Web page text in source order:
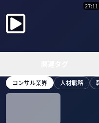
27:11
コンサル業界 人材戦略